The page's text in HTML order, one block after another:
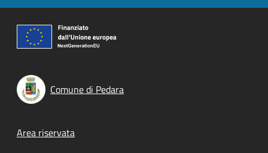
Comune di Pedara
Footer menu
Area riservata